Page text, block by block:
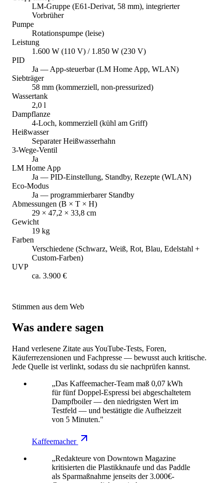
LM-Gruppe (E61-Derivat, 58 mm), integrierter
Vorbrüher
Pumpe
Rotationspumpe (leise)
Leistung
1.600 W (110 V) / 1.850 W (230 V)
PID
Ja — App-steuerbar (LM Home App, WLAN)
Siebträger
58 mm (kommerziell, non-pressurized)
Wassertank
2,0 l
Dampflanze
4-Loch, kommerziell (kühl am Griff)
Heißwasser
Separater Heißwasserhahn
3-Wege-Ventil
Ja
LM Home App
Ja — PID-Einstellung, Standby, Rezepte (WLAN)
Eco-Modus
Ja — programmierbarer Standby
Abmessungen (B × T × H)
29 × 47,2 × 33,8 cm
Gewicht
19 kg
Farben
Verschiedene (Schwarz, Weiß, Rot, Blau, Edelstahl +
Custom-Farben)
UVP
ca. 3.900 €
Stimmen aus dem Web
Was andere sagen
Hand verlesene Zitate aus YouTube-Tests, Foren,
Käuferrezensionen und Fachpresse — bewusst auch kritische.
Jede Quelle ist verlinkt, sodass du sie nachprüfen kannst.
„Das Kaffeemacher-Team maß 0,07 kWh
für fünf Doppel-Espressi bei abgeschaltetem
Dampfboiler — den niedrigsten Wert im
Testfeld — und bestätigte die Aufheizzeit
von 5 Minuten."
Kaffeemacher
„Redakteure von Downtown Magazine
kritisierten die Plastikknaufe und das Paddle
als Sparmaßnahme jenseits der 3.000€-